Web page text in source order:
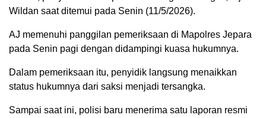
Wildan saat ditemui pada Senin (11/5/2026).
AJ memenuhi panggilan pemeriksaan di Mapolres Jepara
pada Senin pagi dengan didampingi kuasa hukumnya.
Dalam pemeriksaan itu, penyidik langsung menaikkan
status hukumnya dari saksi menjadi tersangka.
Sampai saat ini, polisi baru menerima satu laporan resmi